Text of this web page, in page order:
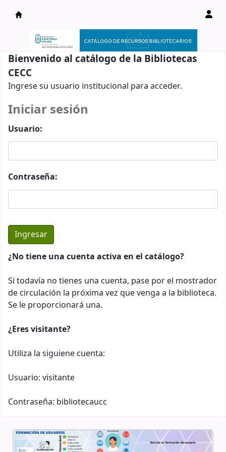
Catálogo en línea
Bienvenido al catálogo de la Bibliotecas
CECC
Ingrese su usuario institucional para acceder.
Iniciar sesión
Usuario:
Contraseña:
¿No tiene una cuenta activa en el catálogo?
Si todavía no tienes una cuenta, pase por el mostrador
de circulación la próxima vez que venga a la biblioteca.
Se le proporcionará una.
¿Eres visitante?
Utiliza la siguiene cuenta:
Usuario: visitante
Contraseña: bibliotecaucc